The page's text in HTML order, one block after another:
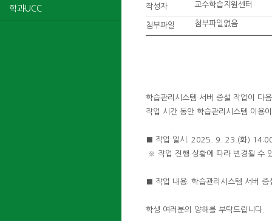
학과UCC 작성자 교수학습지원센터
첨부파일 첨부파일없음
학습관리시스템 서버 증설 작업이 다
작업 시간 동안 학습관리시스템 이용
■ 작업 일시: 2025. 9. 23.(화)
※ 작업 진행 상황에 따라 변경될 수
■ 작업 내용: 학습관리시스템 서버 증
학생 여러분의 양해를 부탁드립니다.